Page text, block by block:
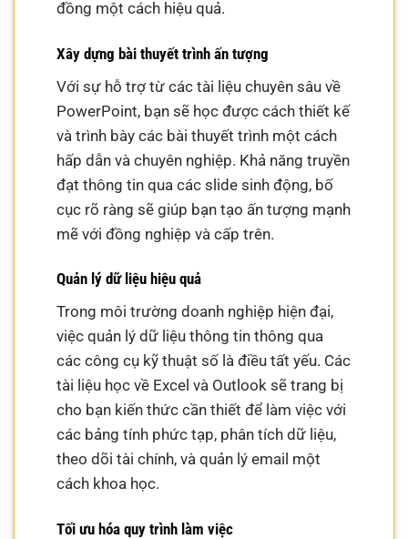
đồng một cách hiệu quả.
Xây dựng bài thuyết trình ấn tượng
Với sự hỗ trợ từ các tài liệu chuyên sâu về
PowerPoint, bạn sẽ học được cách thiết kế
và trình bày các bài thuyết trình một cách
hấp dẫn và chuyên nghiệp. Khả năng truyền
đạt thông tin qua các slide sinh động, bố
cục rõ ràng sẽ giúp bạn tạo ấn tượng mạnh
mẽ với đồng nghiệp và cấp trên.
Quản lý dữ liệu hiệu quả
Trong môi trường doanh nghiệp hiện đại,
việc quản lý dữ liệu thông tin thông qua
các công cụ kỹ thuật số là điều tất yếu. Các
tài liệu học về Excel và Outlook sẽ trang bị
cho bạn kiến thức cần thiết để làm việc với
các bảng tính phức tạp, phân tích dữ liệu,
theo dõi tài chính, và quản lý email một
cách khoa học.
Tối ưu hóa quy trình làm việc